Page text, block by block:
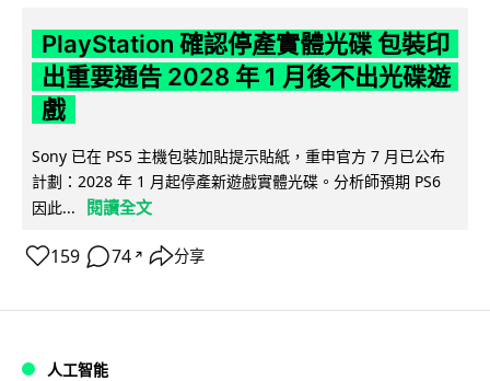
PlayStation 確認停產實體光碟 包裝印
出重要通告 2028 年 1 月後不出光碟遊
戲
Sony 已在 PS5 主機包裝加貼提示貼紙，重申官方 7 月已公布
計劃：2028 年 1 月起停產新遊戲實體光碟。分析師預期 PS6
因此...
閱讀全文
159 74 ↗ 分享
人工智能